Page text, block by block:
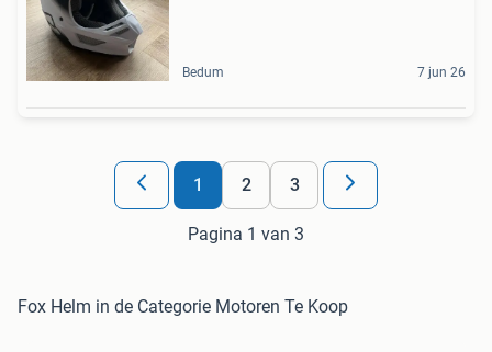
Bedum 7 jun 26
1 2 3
Pagina 1 van 3
Fox Helm in de Categorie Motoren Te Koop